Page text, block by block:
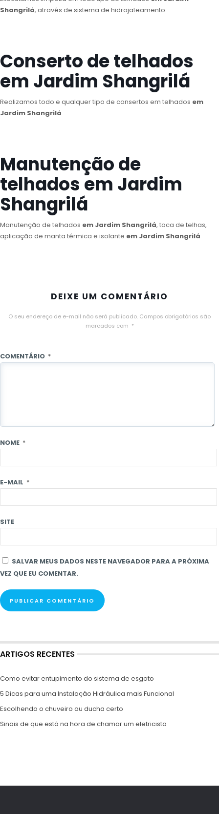
Shangrilá, através de sistema de hidrojateamento.
Conserto de telhados
em Jardim Shangrilá
Realizamos todo e qualquer tipo de consertos em telhados em
Jardim Shangrilá.
Manutenção de
telhados em Jardim
Shangrilá
Manutenção de telhados em Jardim Shangrilá, toca de telhas,
aplicação de manta térmica e isolante em Jardim Shangrilá
DEIXE UM COMENTÁRIO
O seu endereço de e-mail não será publicado. Campos obrigatórios são
marcados com *
COMENTÁRIO *
NOME *
E-MAIL *
SITE
SALVAR MEUS DADOS NESTE NAVEGADOR PARA A PRÓXIMA
VEZ QUE EU COMENTAR.
ARTIGOS RECENTES
Como evitar entupimento do sistema de esgoto
5 Dicas para uma Instalação Hidráulica mais Funcional
Escolhendo o chuveiro ou ducha certo
Sinais de que está na hora de chamar um eletricista